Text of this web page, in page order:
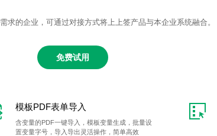
求的企业，可通过对接方式将上上签产品与本企业系统融合。
免费试用
模板PDF表单导入
含变量的PDF一键导入，模板变量生成，批量设
置变量字号，导入导出灵活操作，简单高效